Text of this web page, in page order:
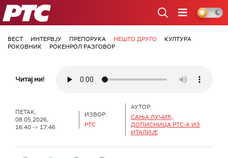
РТС
ВЕСТ ИНТЕРВЈУ ПРЕПОРУКА НЕШТО ДРУГО
КУЛТУРА
РОКОВНИК
РОКЕНРОЛ РАЗГОВОР
Читај ми!
ПЕТАК,
08.05.2026,
16:40 -> 17:46
ИЗВОР:
РТС
АУТОР:
САЊА ЛУЧИЋ,
ДОПИСНИЦА РТС-А ИЗ
ИТАЛИЈЕ